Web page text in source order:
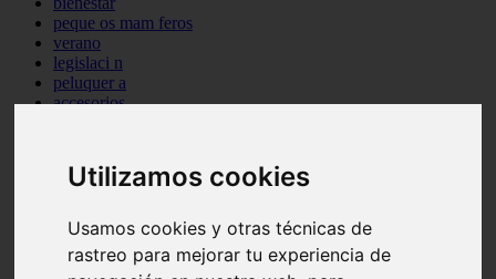
Utilizamos cookies
Usamos cookies y otras técnicas de
rastreo para mejorar tu experiencia de
peque os mam feros
verano
legislaci n
peluquer a
accesorios
consejos
comportamiento
reptiles
abandono
adopci n